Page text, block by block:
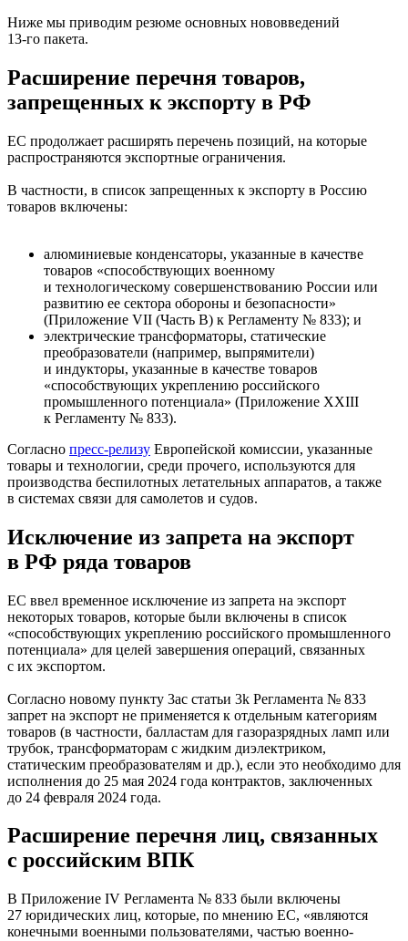
Ниже мы приводим резюме основных нововведений
13-го пакета.
Расширение перечня товаров,
запрещенных к экспорту в РФ
ЕС продолжает расширять перечень позиций, на которые
распространяются экспортные ограничения.
В частности, в список запрещенных к экспорту в Россию
товаров включены:
алюминиевые конденсаторы, указанные в качестве
товаров «способствующих военному
и технологическому совершенствованию России или
развитию ее сектора обороны и безопасности»
(Приложение VII (Часть В) к Регламенту № 833); и
электрические трансформаторы, статические
преобразователи (например, выпрямители)
и индукторы, указанные в качестве товаров
«способствующих укреплению российского
промышленного потенциала» (Приложение XXIII
к Регламенту № 833).
Согласно пресс-релизу Европейской комиссии, указанные
товары и технологии, среди прочего, используются для
производства беспилотных летательных аппаратов, а также
в системах связи для самолетов и судов.
Исключение из запрета на экспорт
в РФ ряда товаров
ЕС ввел временное исключение из запрета на экспорт
некоторых товаров, которые были включены в список
«способствующих укреплению российского промышленного
потенциала» для целей завершения операций, связанных
с их экспортом.
Согласно новому пункту 3ac статьи 3k Регламента № 833
запрет на экспорт не применяется к отдельным категориям
товаров (в частности, балластам для газоразрядных ламп или
трубок, трансформаторам с жидким диэлектриком,
статическим преобразователям и др.), если это необходимо для
исполнения до 25 мая 2024 года контрактов, заключенных
до 24 февраля 2024 года.
Расширение перечня лиц, связанных
с российским ВПК
В Приложение IV Регламента № 833 были включены
27 юридических лиц, которые, по мнению ЕС, «являются
конечными военными пользователями, частью военно-